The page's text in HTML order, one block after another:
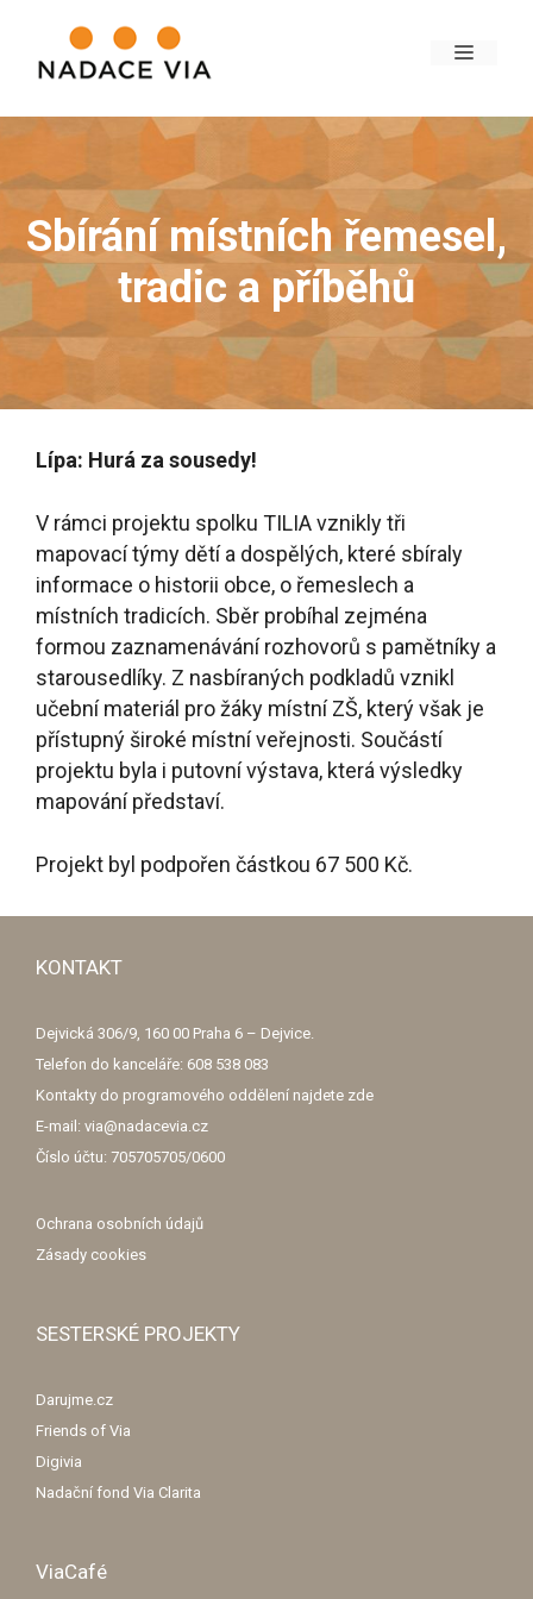
Sbírání místních řemesel,
tradic a příběhů
Lípa: Hurá za sousedy!
V rámci projektu spolku TILIA vznikly tři
mapovací týmy dětí a dospělých, které sbíraly
informace o historii obce, o řemeslech a
místních tradicích. Sběr probíhal zejména
formou zaznamenávání rozhovorů s pamětníky a
starousedlíky. Z nasbíraných podkladů vznikl
učební materiál pro žáky místní ZŠ, který však je
přístupný široké místní veřejnosti. Součástí
projektu byla i putovní výstava, která výsledky
mapování představí.
Projekt byl podpořen částkou 67 500 Kč.
KONTAKT
Dejvická 306/9, 160 00 Praha 6 – Dejvice.
Telefon do kanceláře: 608 538 083
Kontakty do programového oddělení najdete zde
E-mail: via@nadacevia.cz
Číslo účtu: 705705705/0600
Ochrana osobních údajů
Zásady cookies
SESTERSKÉ PROJEKTY
Darujme.cz
Friends of Via
Digivia
Nadační fond Via Clarita
ViaCafé